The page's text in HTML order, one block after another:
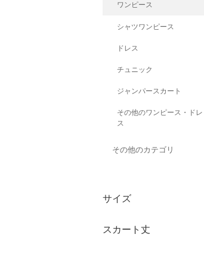
ワンピース
シャツワンピース
ドレス
チュニック
ジャンパースカート
その他のワンピース・ドレ
ス
その他のカテゴリ
ジャケット・アウター
パンツ
サイズ
ウェア（S/M/L）
スカート丈
2,990円